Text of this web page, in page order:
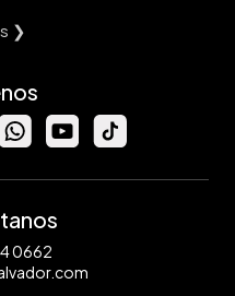
❯
0662